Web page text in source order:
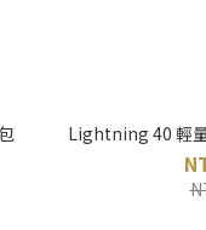
Lightning 40 輕